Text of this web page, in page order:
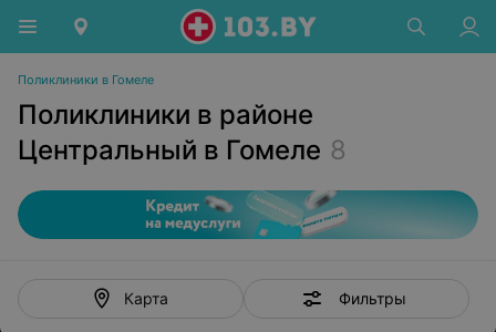
Поликлиники в Гомеле
Поликлиники в районе
Центральный в Гомеле 8
Карта Фильтры